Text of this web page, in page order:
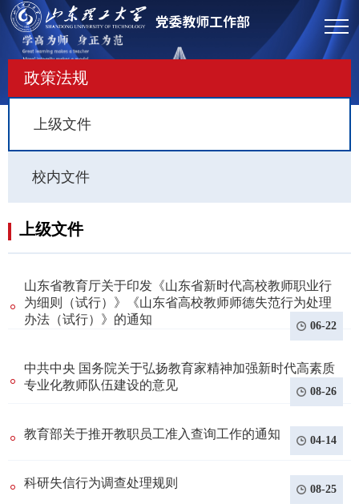
政策法规
上级文件
校内文件
上级文件
山东省教育厅关于印发《山东省新时代高校教师职业行
为细则（试行）》《山东省高校教师师德失范行为处理
办法（试行）》的通知
06-22
中共中央 国务院关于弘扬教育家精神加强新时代高素质
专业化教师队伍建设的意见
08-26
教育部关于推开教职员工准入查询工作的通知 04-14
科研失信行为调查处理规则 08-25